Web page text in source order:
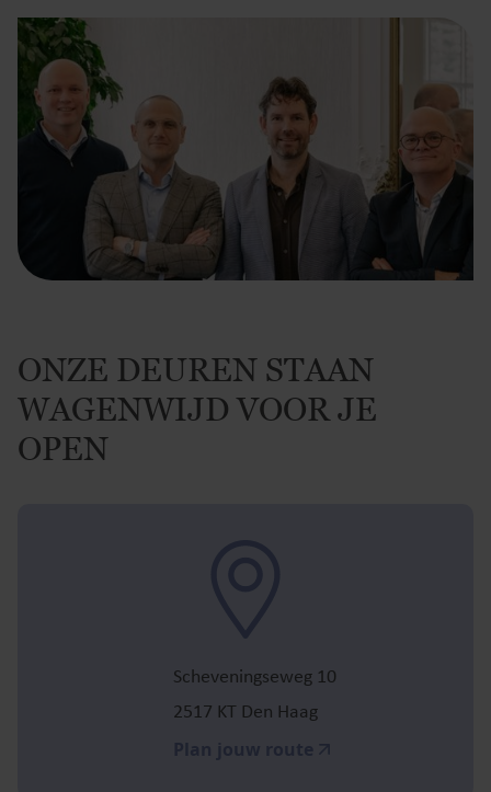
ONZE DEUREN STAAN
WAGENWIJD VOOR JE
OPEN
Scheveningseweg 10
2517 KT Den Haag